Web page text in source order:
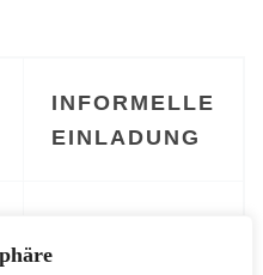
INFORMELLE
EINLADUNG
10 und feiert am